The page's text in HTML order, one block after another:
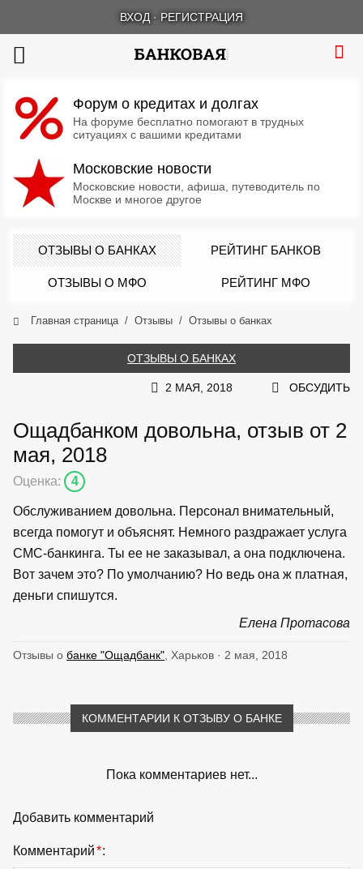
ВХОД · РЕГИСТРАЦИЯ
Форум о кредитах и долгах
На форуме бесплатно помогают в трудных
ситуациях с вашими кредитами
Московские новости
Московские новости, афиша, путеводитель по
Москве и многое другое
ОТЗЫВЫ О БАНКАХ РЕЙТИНГ БАНКОВ
ОТЗЫВЫ О МФО РЕЙТИНГ МФО
Главная страница Отзывы Отзывы о банках
ОТЗЫВЫ О БАНКАХ
2 МАЯ, 2018 ОБСУДИТЬ
Ощадбанком довольна, отзыв от 2
мая, 2018
Оценка: 4
Обслуживанием довольна. Персонал внимательный,
всегда помогут и объяснят. Немного раздражает услуга
СМС-банкинга. Ты ее не заказывал, а она подключена.
Вот зачем это? По умолчанию? Но ведь она ж платная,
деньги спишутся.
Елена Протасова
Отзывы о банке "Ощадбанк" , Харьков · 2 мая, 2018
КОММЕНТАРИИ К ОТЗЫВУ О БАНКЕ
Пока комментариев нет...
Добавить комментарий
Комментарий*: